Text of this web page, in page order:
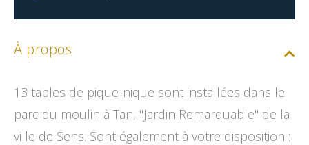
À propos
13 tables de pique-nique sont installées dans le
parc du moulin à Tan, "Jardin Remarquable" de la
ville de Sens. Sont également à votre disposition :